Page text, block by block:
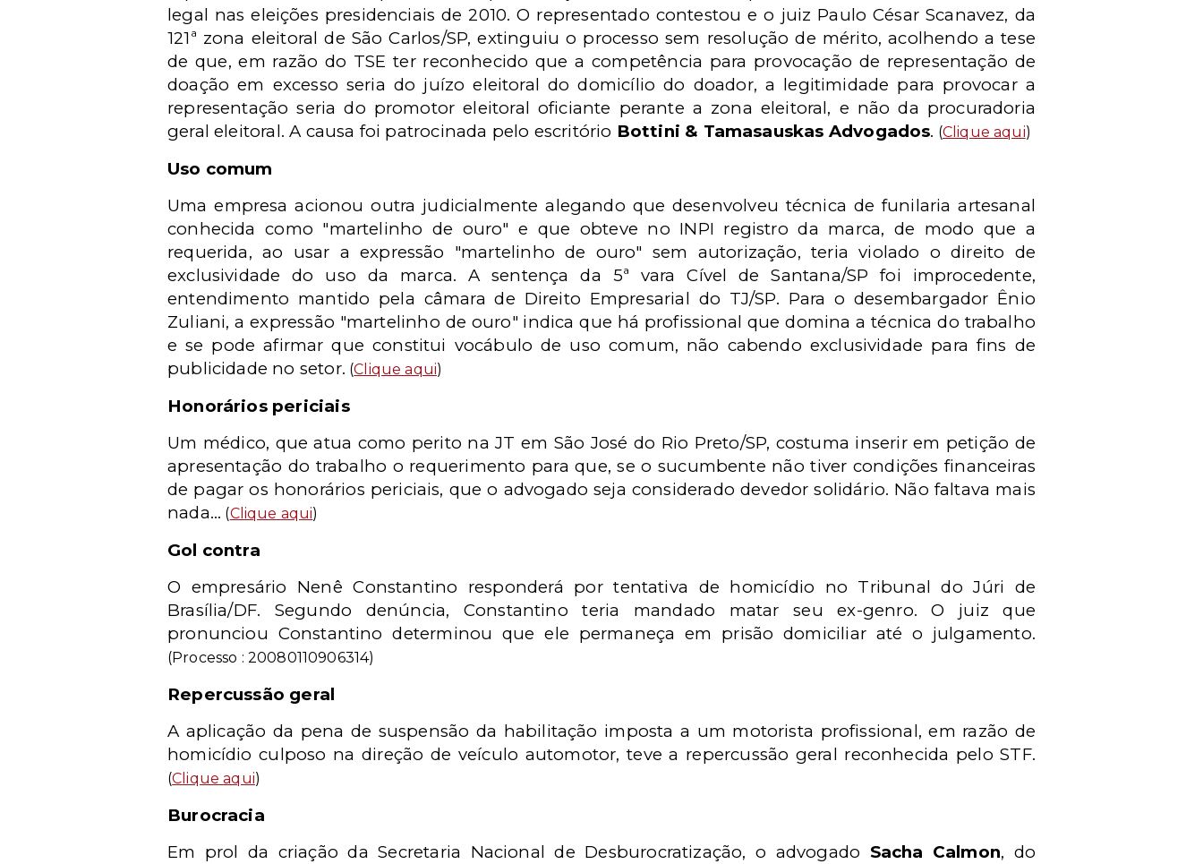
legal nas eleições presidenciais de 2010. O representado contestou e o juiz Paulo César Scanavez, da
121ª zona eleitoral de São Carlos/SP, extinguiu o processo sem resolução de mérito, acolhendo a tese
de que, em razão do TSE ter reconhecido que a competência para provocação de representação de
doação em excesso seria do juízo eleitoral do domicílio do doador, a legitimidade para provocar a
representação seria do promotor eleitoral oficiante perante a zona eleitoral, e não da procuradoria
geral eleitoral. A causa foi patrocinada pelo escritório Bottini & Tamasauskas Advogados. (Clique aqui)
Uso comum
Uma empresa acionou outra judicialmente alegando que desenvolveu técnica de funilaria artesanal
conhecida como "martelinho de ouro" e que obteve no INPI registro da marca, de modo que a
requerida, ao usar a expressão "martelinho de ouro" sem autorização, teria violado o direito de
exclusividade do uso da marca. A sentença da 5ª vara Cível de Santana/SP foi improcedente,
entendimento mantido pela câmara de Direito Empresarial do TJ/SP. Para o desembargador Ênio
Zuliani, a expressão "martelinho de ouro" indica que há profissional que domina a técnica do trabalho
e se pode afirmar que constitui vocábulo de uso comum, não cabendo exclusividade para fins de
publicidade no setor. (Clique aqui)
Honorários periciais
Um médico, que atua como perito na JT em São José do Rio Preto/SP, costuma inserir em petição de
apresentação do trabalho o requerimento para que, se o sucumbente não tiver condições financeiras
de pagar os honorários periciais, que o advogado seja considerado devedor solidário. Não faltava mais
nada... (Clique aqui)
Gol contra
O empresário Nenê Constantino responderá por tentativa de homicídio no Tribunal do Júri de
Brasília/DF. Segundo denúncia, Constantino teria mandado matar seu ex-genro. O juiz que
pronunciou Constantino determinou que ele permaneça em prisão domiciliar até o julgamento.
(Processo : 20080110906314)
Repercussão geral
A aplicação da pena de suspensão da habilitação imposta a um motorista profissional, em razão de
homicídio culposo na direção de veículo automotor, teve a repercussão geral reconhecida pelo STF.
(Clique aqui)
Burocracia
Em prol da criação da Secretaria Nacional de Desburocratização, o advogado Sacha Calmon, do